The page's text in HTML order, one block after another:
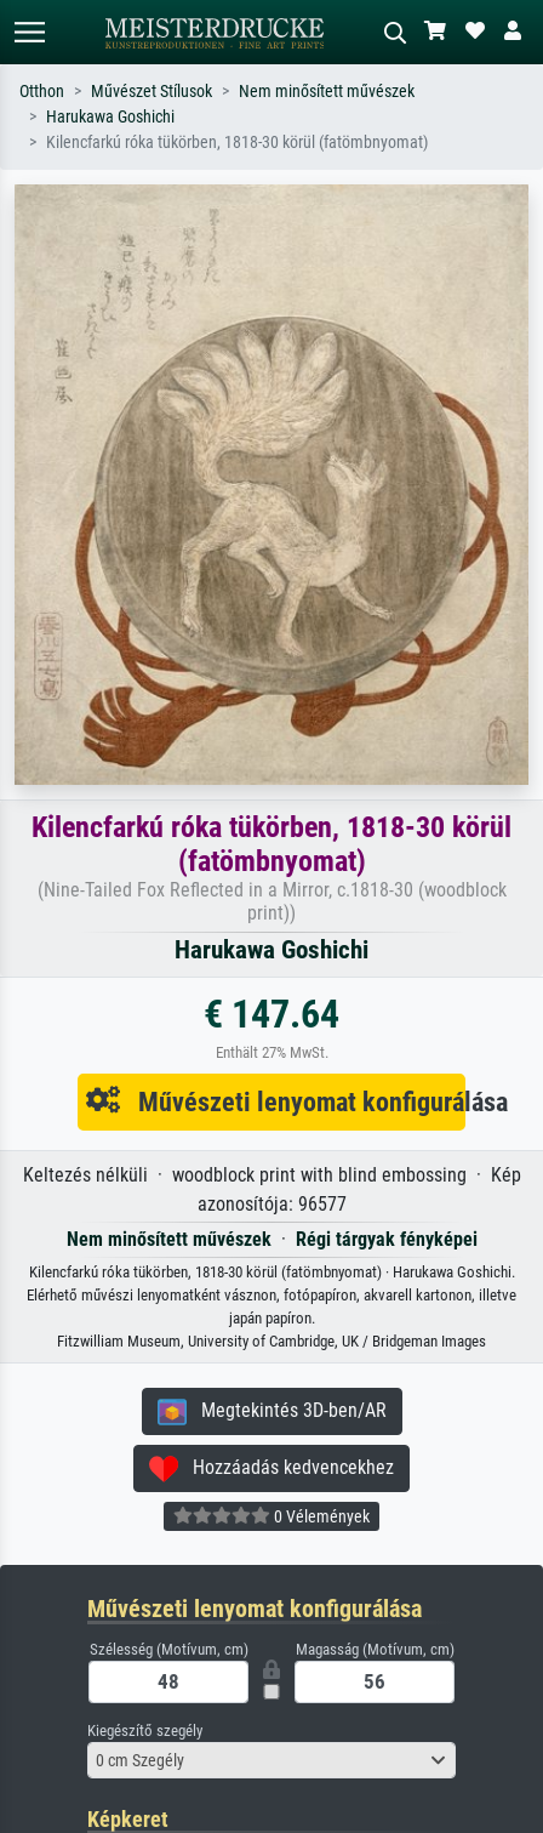
Alap keresés MI-képkereső
szerint – pl. Monet, Csillagos éj,
impresszionizmus, Hokusai-hullám,
akt.
piros absztrakt, sötét olajkép, álló akt
Otthon Művészet Stílusok
Nem minősített művészek
Harukawa Goshichi
Kilencfarkú róka tükörben, 1818-30 körül (fatömbnyomat)
Kilencfarkú róka tükörben, 1818-30 körül
(fatömbnyomat)
(Nine-Tailed Fox Reflected in a Mirror, c.1818-30 (woodblock
print))
Harukawa Goshichi
€ 147.64
Enthält 27% MwSt.
Művészeti lenyomat konfigurálása
Keltezés nélküli · woodblock print with blind embossing · Kép
azonosítója: 96577
Nem minősített művészek· Régi tárgyak fényképei
Kilencfarkú róka tükörben, 1818-30 körül (fatömbnyomat) · Harukawa Goshichi.
Elérhető művészi lenyomatként vásznon, fotópapíron, akvarell kartonon, illetve
japán papíron.
Fitzwilliam Museum, University of Cambridge, UK / Bridgeman Images
Megtekintés 3D-ben/AR
Hozzáadás kedvencekhez
0 Vélemények
Művészeti lenyomat konfigurálása
Szélesség (Motívum, cm) Magasság (Motívum, cm)
Kiegészítő szegély
0 cm Szegély
Képkeret